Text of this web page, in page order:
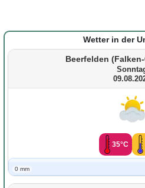
Wetter in der
Beerfelden
35°C
0 mm